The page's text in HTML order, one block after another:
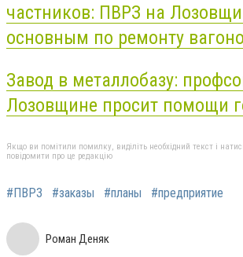
частников: ПВРЗ на
основным по ремонту
Завод в металлобазу:
Лозовщине просит помощи
Якщо ви помітили помилку, виділіть необхідний текст і
повідомити про це редакцію
#ПВРЗ #заказы #планы #предприятие
Роман Деняк